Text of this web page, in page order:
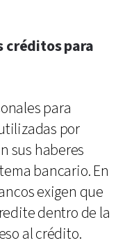
créditos para
para
por
sus haberes
bancario. En
exigen que
dentro de la
al crédito.